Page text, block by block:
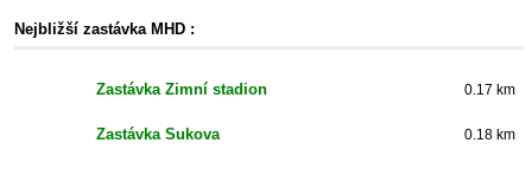
Nejbližší zastávka MHD :
Zastávka Zimní stadion 0.17 km
Zastávka Sukova 0.18 km